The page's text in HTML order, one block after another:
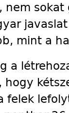
nem
mint a
a
hogy
felek